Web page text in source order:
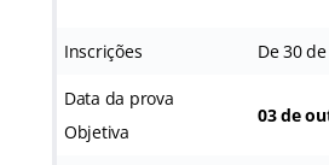
Inscrições De 30
Data da prova
Objetiva
03 de